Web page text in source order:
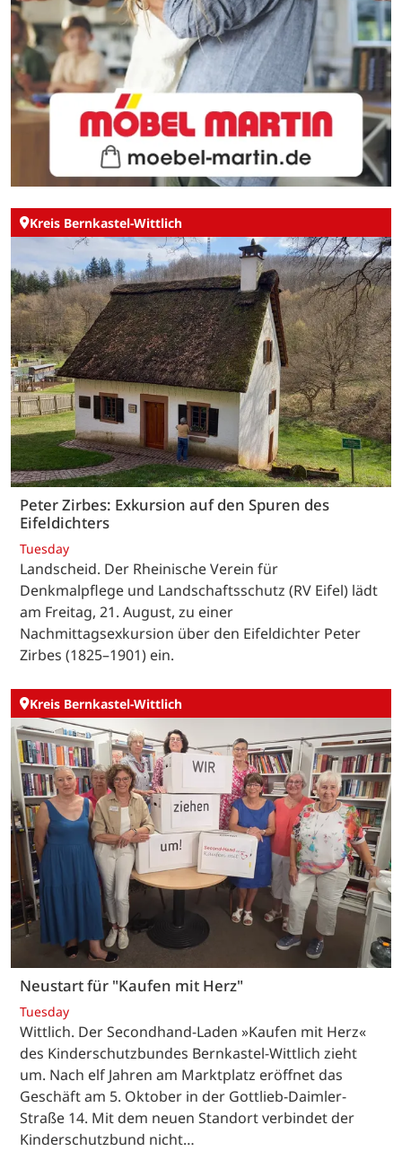
Kreis Bernkastel-Wittlich
Peter Zirbes: Exkursion auf den Spuren des
Eifeldichters
Tuesday
Landscheid. Der Rheinische Verein für
Denkmalpflege und Landschaftsschutz (RV Eifel) lädt
am Freitag, 21. August, zu einer
Nachmittagsexkursion über den Eifeldichter Peter
Zirbes (1825–1901) ein.
Kreis Bernkastel-Wittlich
Neustart für "Kaufen mit Herz"
Tuesday
Wittlich. Der Secondhand-Laden »Kaufen mit Herz«
des Kinderschutzbundes Bernkastel-Wittlich zieht
um. Nach elf Jahren am Marktplatz eröffnet das
Geschäft am 5. Oktober in der Gottlieb-Daimler-
Straße 14. Mit dem neuen Standort verbindet der
Kinderschutzbund nicht…